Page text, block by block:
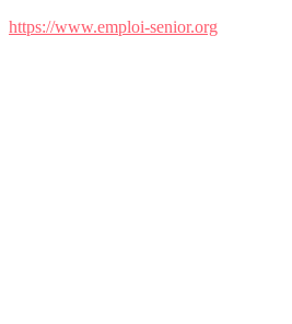
https://www.emploi-senior.org